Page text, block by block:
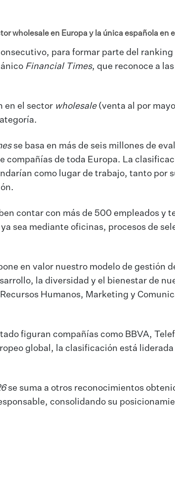
wholesale en Europa y la única española en
para formar parte del ranking
Financial Times, que reconoce a
en el sector wholesale(venta al por
se basa en más de seis millones de
compañías de toda Europa. La
como lugar de trabajo, tanto por
contar con más de 500 empleados y
sea mediante oficinas, procesos de
en valor nuestro modelo de gestión
la diversidad y el bienestar de
Humanos, Marketing y
figuran compañías como BBVA,
global, la clasificación está
se suma a otros reconocimientos
consolidando su